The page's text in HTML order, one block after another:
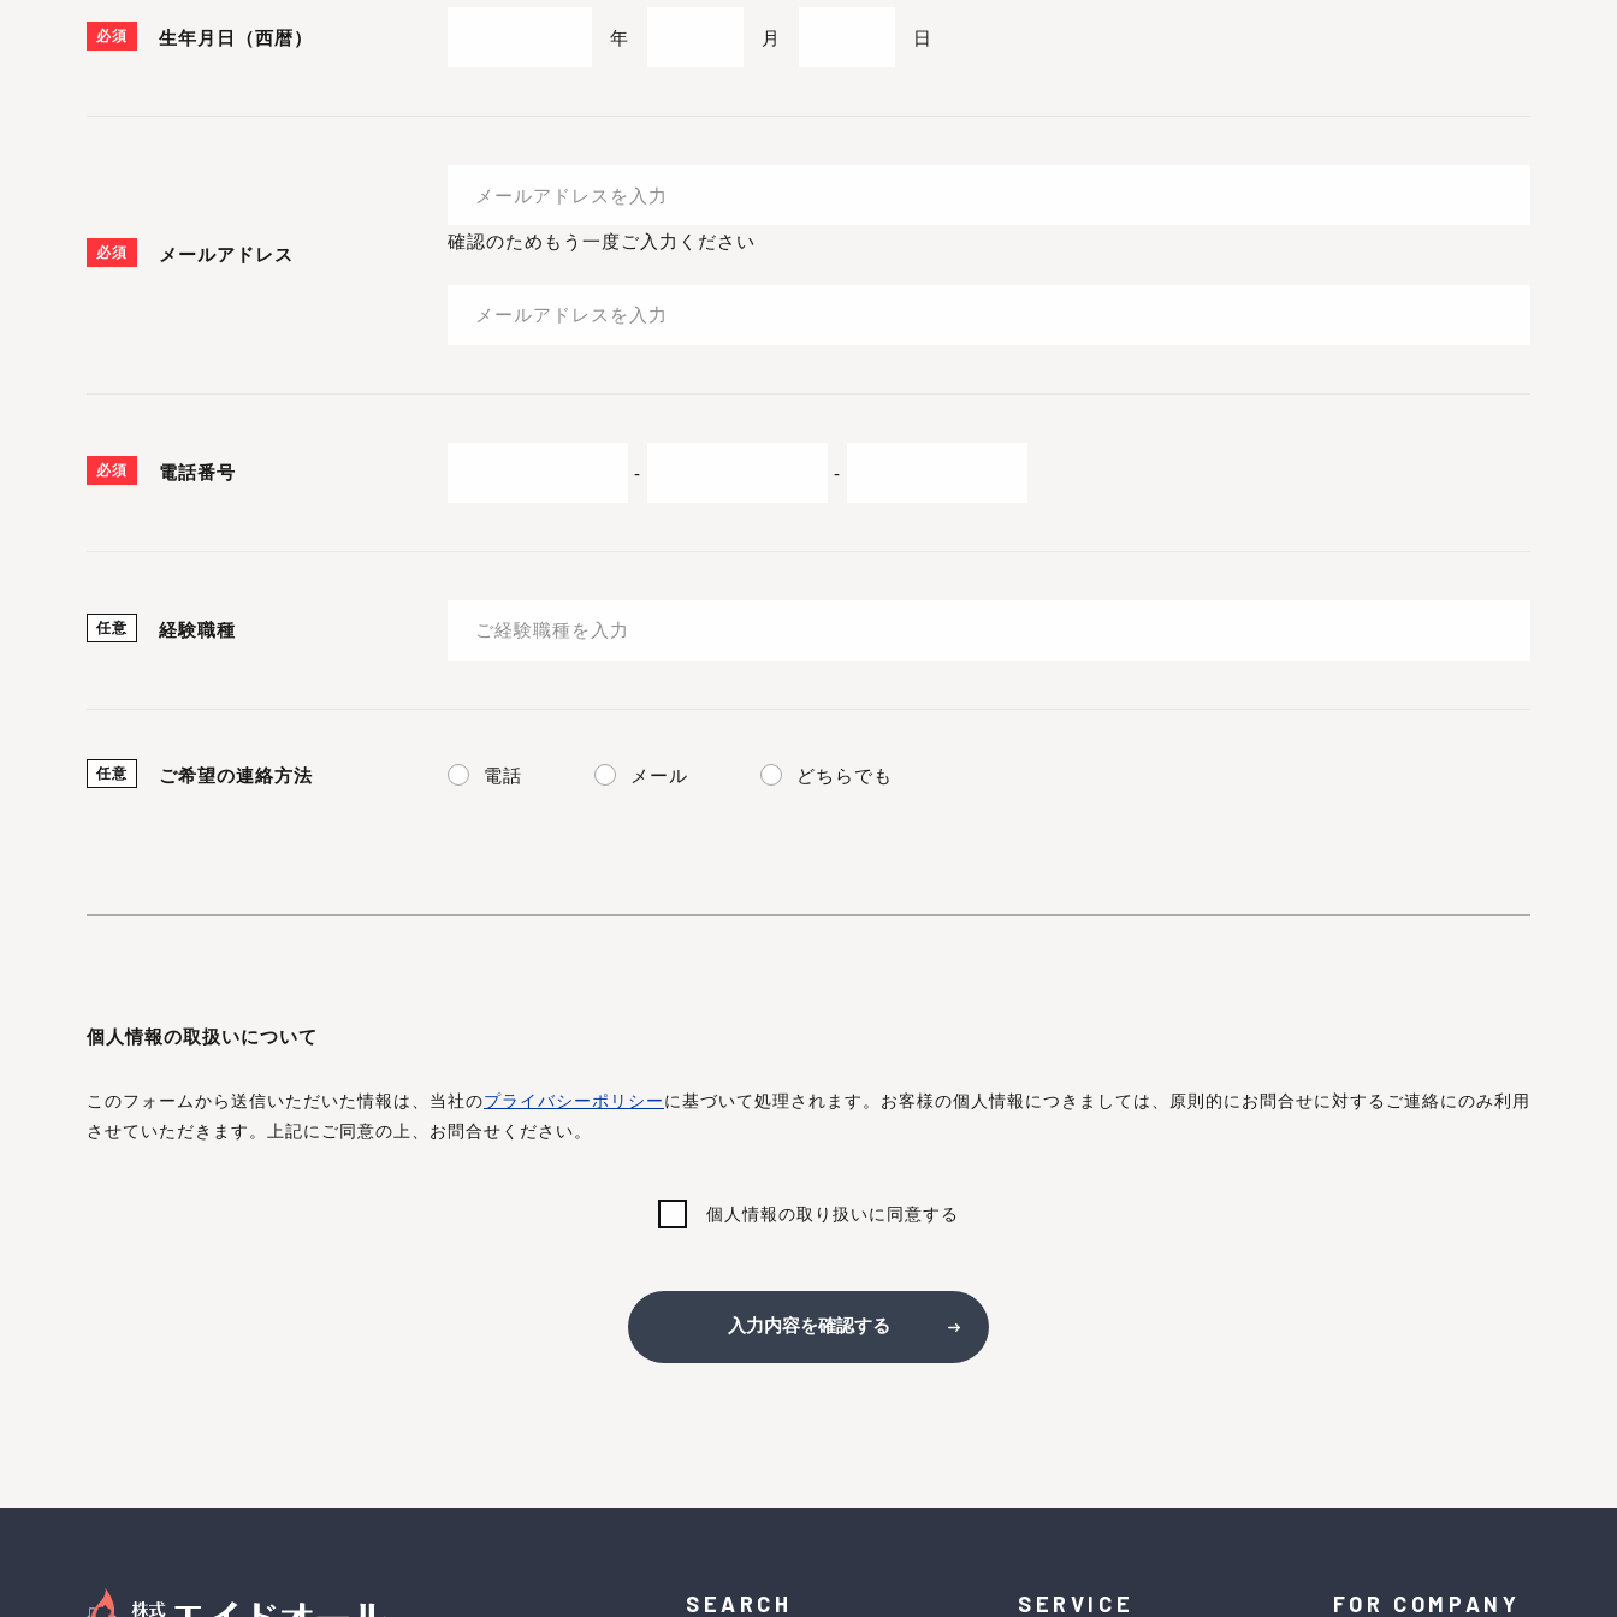
必須 生年月日（西暦） 年 月 日
必須 メールアドレス
確認のためもう一度ご入力ください
必須 電話番号 - -
任意 経験職種
任意 ご希望の連絡方法 電話 メール どちらでも
個人情報の取扱いについて
このフォームから送信いただいた情報は、当社のプライバシーポリシーに基づいて処理されます。お客様の個人情報につきましては、原則的にお問合せに対するご連絡にのみ利用
させていただきます。上記にご同意の上、お問合せください。
個人情報の取り扱いに同意する
入力内容を確認する
SEARCH SERVICE FOR COMPANY